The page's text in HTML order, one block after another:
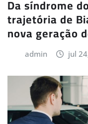
Da síndrome
trajetória de
nova geração
admin jul